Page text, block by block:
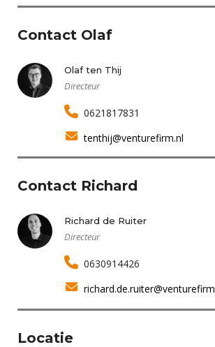
Contact Olaf
Olaf ten Thij
Directeur
0621817831
tenthij@venturefirm.nl
Contact Richard
Richard de Ruiter
Directeur
0630914426
Locatie